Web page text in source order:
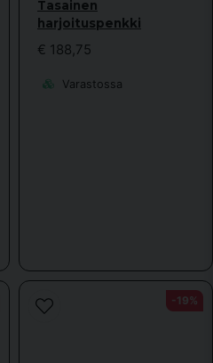
Tasainen
harjoituspenkki
€ 188,75
Varastossa
-19%